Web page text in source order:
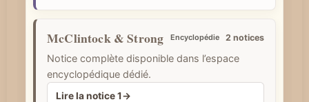
McClintock & Strong Encyclopédie 2 notices
Notice complète disponible dans l’espace
encyclopédique dédié.
Lire la notice 1→